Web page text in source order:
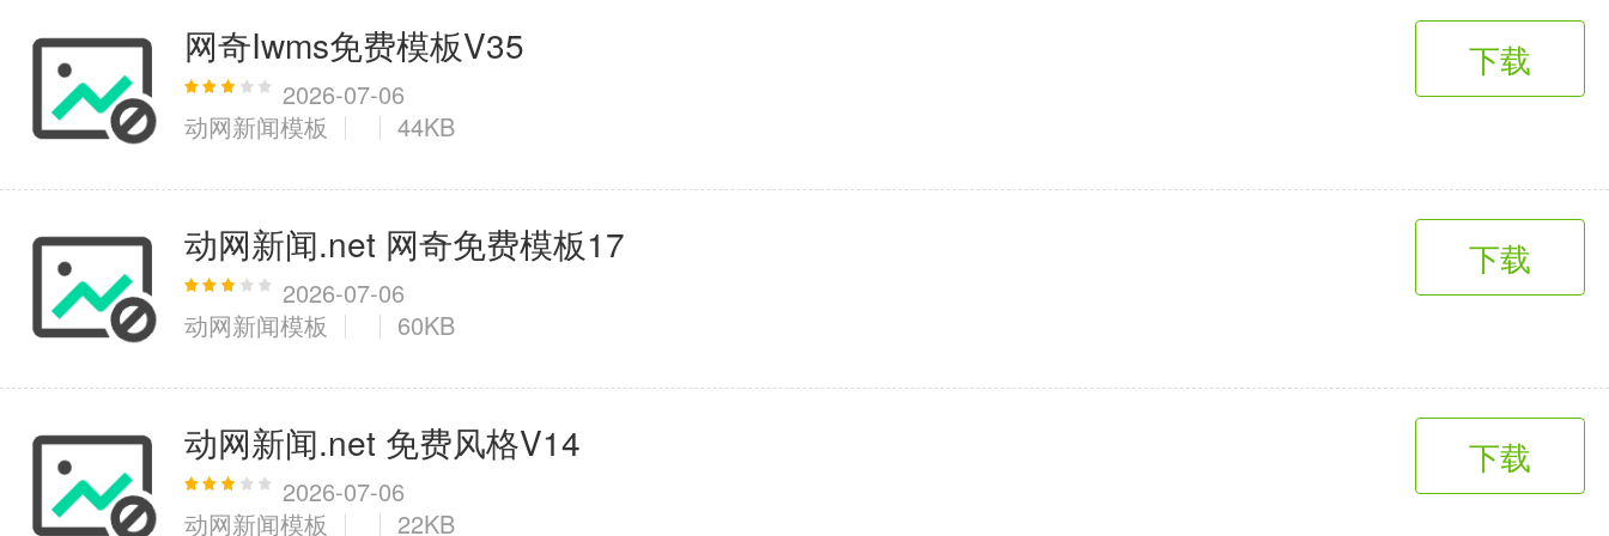
网奇Iwms免费模板V35
2026-07-06
动网新闻模板
44KB
下载
动网新闻.net 网奇免费模板17
2026-07-06
动网新闻模板
60KB
下载
动网新闻.net 免费风格V14
2026-07-06
动网新闻模板
22KB
下载